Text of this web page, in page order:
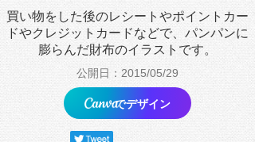
買い物をした後のレシートやポイントカー
ドやクレジットカードなどで、パンパンに
膨らんだ財布のイラストです。
公開日：2015/05/29
でデザイン